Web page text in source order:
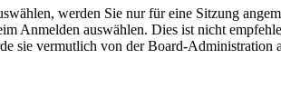
werden Sie nur für eine Sitzung
Anmelden auswählen. Dies ist nicht
sie vermutlich von der Board-Administration